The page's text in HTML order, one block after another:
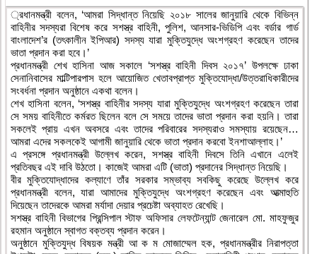
্রধানমন্ত্রী বলেন, ‘আমরা সিদ্ধান্ত নিয়েছি ২০১৮ সালের জানুয়ারি থেকে বিভিন্ন
বাহিনীর সদস্যরা বিশেষ করে সশস্ত্র বাহিনী, পুলিশ, আনসার-ভিডিপি এবং বর্ডার গার্ড
বাংলাদেশ’র (তৎকালীন ইপিআর) সদস্য যারা মুক্তিযুদ্ধে অংশগ্রহণ করেছেন তাদের
ভাতা প্রদান করা হবে।’
প্রধানমন্ত্রী শেখ হাসিনা আজ সকালে ‘সশস্ত্র বাহিনী দিবস ২০১৭’ উপলক্ষে ঢাকা
সেনানিবাসের মাল্টিপারপাস হলে আয়োজিত খেতাবপ্রাপ্ত মুক্তিযোদ্ধা/উত্তরাধিকারীদের
সংবর্ধনা প্রদান অনুষ্ঠানে একথা বলেন।
শেখ হাসিনা বলেন, ‘সশস্ত্র বাহিনীর সদস্য যারা মুক্তিযুদ্ধে অংশগ্রহণ করেছেন তারা
সে সময় বাহিনীতে কর্মরত ছিলেন বলে সে সময়ে তাদের ভাতা প্রদান করা হয়নি। তারা
সকলেই প্রায় এখন অবসরে এবং তাদের পরিবারের সদস্যরাও সমস্যায় রয়েছেন…
আমরা এদের সকলকেই আগামী জানুয়ারি থেকে ভাতা প্রদান করবো ইনশাআল্লাহ।’
এ প্রসঙ্গে প্রধানমন্ত্রী উল্লেখ করেন, সশস্ত্র বাহিনী দিবসে তিনি এখানে এলেই
প্রতিবছর এই দাবি উঠতো। কাজেই আমরা এটি (ভাতা) প্রদানের সিদ্ধান্ত নিয়েছি।
বীর মুক্তিযোদ্ধাদের কল্যাণে তাঁর সরকার সম্ভাব্য সবকিছু করেছে উল্লেখ করে
প্রধানমন্ত্রী বলেন, যারা আমাদের মুক্তিযুদ্ধে অংশগ্রহণ করেছেন এবং আত্মাহুতি
দিয়েছেন তাদেরকে আমরা মর্যাদা দেয়ার প্রচেষ্টা অব্যাহত রেখেছি।
সশস্ত্র বাহিনী বিভাগের প্রিন্সিপাল স্টাফ অফিসার লেফটেন্যান্ট জেনারেল মো. মাহফুজুর
রহমান অনুষ্ঠানে স্বাগত বক্তব্য প্রদান করেন।
অনুষ্ঠানে মুক্তিযুদ্ধ বিষয়ক মন্ত্রী আ ক ম মোজাম্মেল হক, প্রধানমন্ত্রীর নিরাপত্তা